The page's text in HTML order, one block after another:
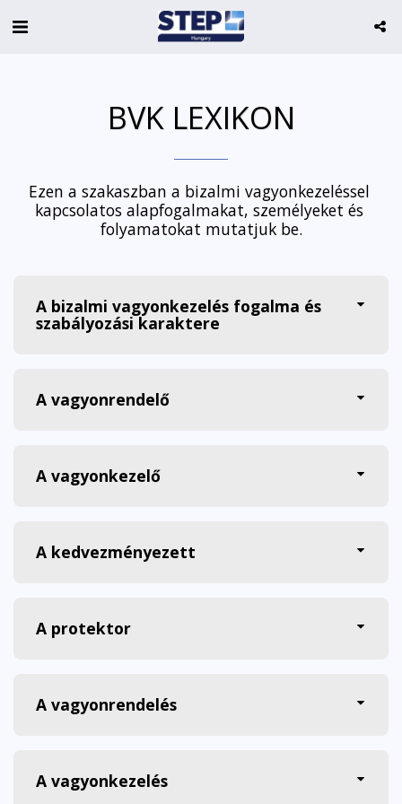
BVK LEXIKON
Ezen a szakaszban a bizalmi vagyonkezeléssel
kapcsolatos alapfogalmakat, személyeket és
folyamatokat mutatjuk be.
A bizalmi vagyonkezelés fogalma és
szabályozási karaktere
A vagyonrendelő
A vagyonkezelő
A kedvezményezett
A protektor
A vagyonrendelés
A vagyonkezelés